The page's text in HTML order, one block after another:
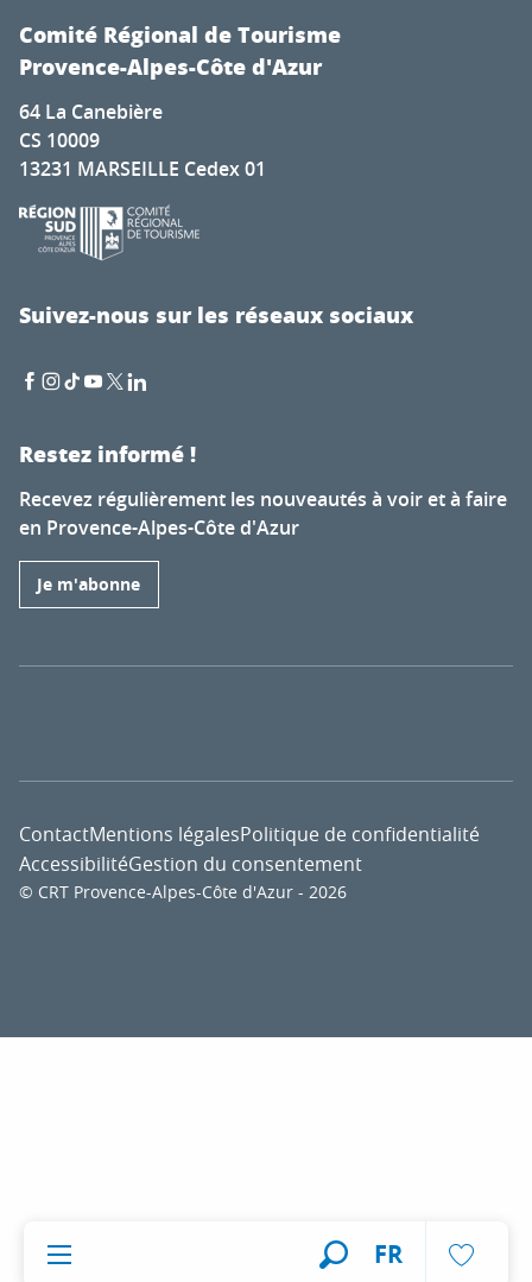
FR
Comité Régional de Tourisme
Provence-Alpes-Côte d'Azur
64 La Canebière
CS 10009
13231 MARSEILLE Cedex 01
Suivez-nous sur les réseaux sociaux
Restez informé !
Recevez régulièrement les nouveautés à voir et à faire
en Provence-Alpes-Côte d'Azur
Je m'abonne
© CRT Provence-Alpes-Côte d'Azur - 2026
ContactMentions légalesPolitique de confidentialité
AccessibilitéGestion du consentement